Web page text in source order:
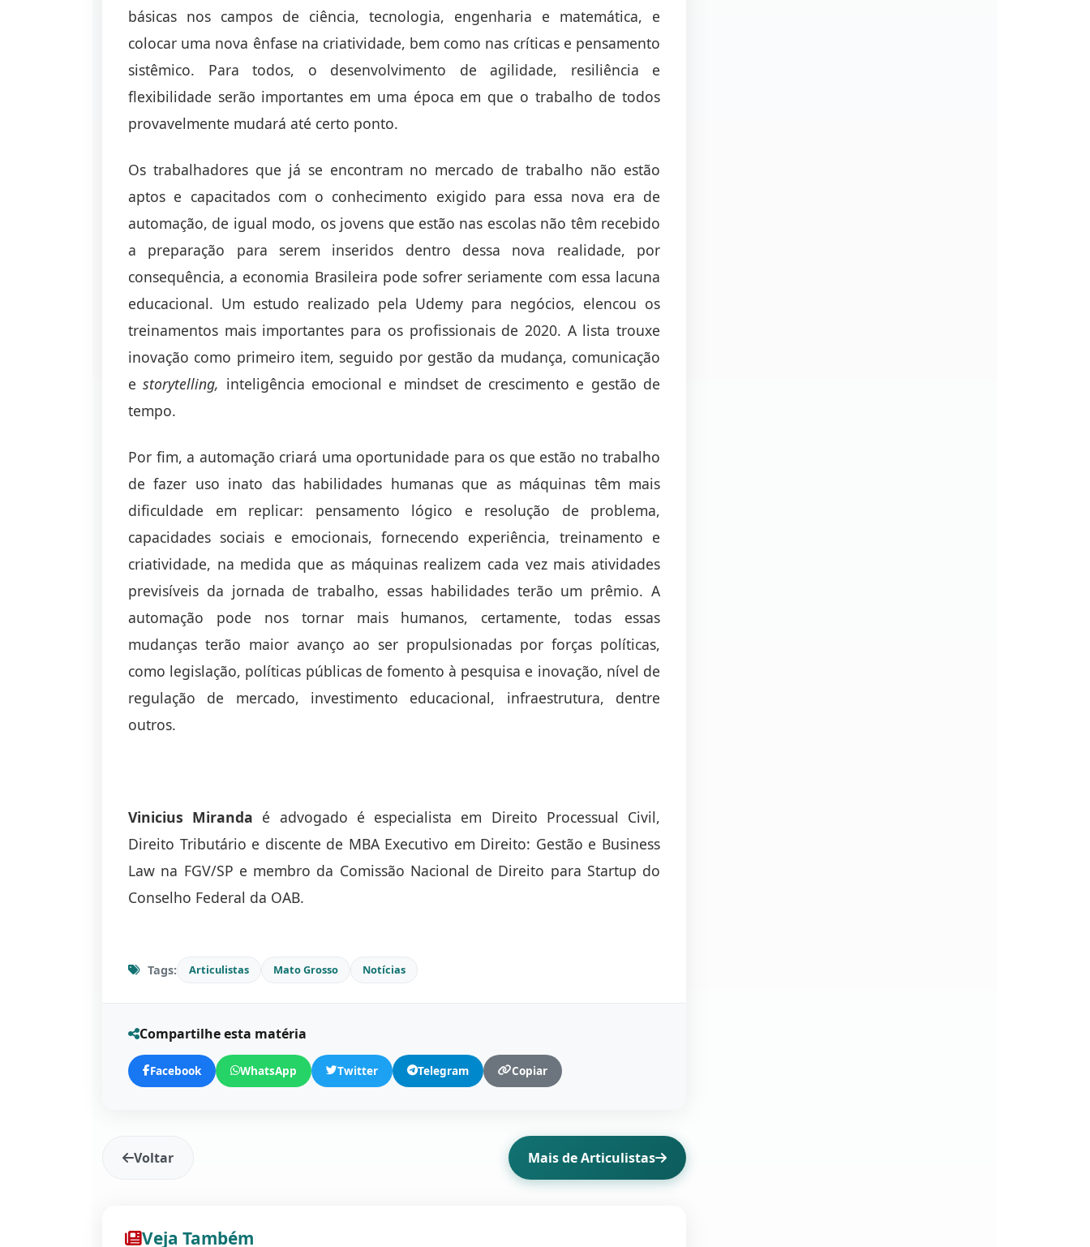
básicas nos campos de ciência, tecnologia, engenharia e matemática, e
colocar uma nova ênfase na criatividade, bem como nas críticas e pensamento
sistêmico. Para todos, o desenvolvimento de agilidade, resiliência e
flexibilidade serão importantes em uma época em que o trabalho de todos
provavelmente mudará até certo ponto.
Os trabalhadores que já se encontram no mercado de trabalho não estão
aptos e capacitados com o conhecimento exigido para essa nova era de
automação, de igual modo, os jovens que estão nas escolas não têm recebido
a preparação para serem inseridos dentro dessa nova realidade, por
consequência, a economia Brasileira pode sofrer seriamente com essa lacuna
educacional. Um estudo realizado pela Udemy para negócios, elencou os
treinamentos mais importantes para os profissionais de 2020. A lista trouxe
inovação como primeiro item, seguido por gestão da mudança, comunicação
estorytelling, inteligência emocional e mindset de crescimento e gestão de
tempo.
Por fim, a automação criará uma oportunidade para os que estão no trabalho
de fazer uso inato das habilidades humanas que as máquinas têm mais
dificuldade em replicar: pensamento lógico e resolução de problema,
capacidades sociais e emocionais, fornecendo experiência, treinamento e
criatividade, na medida que as máquinas realizem cada vez mais atividades
previsíveis da jornada de trabalho, essas habilidades terão um prêmio. A
automação pode nos tornar mais humanos, certamente, todas essas
mudanças terão maior avanço ao ser propulsionadas por forças políticas,
como legislação, políticas públicas de fomento à pesquisa e inovação, nível de
regulação de mercado, investimento educacional, infraestrutura, dentre
outros.
Vinicius Miranda é advogado é especialista em Direito Processual Civil,
Direito Tributário e discente de MBA Executivo em Direito: Gestão e Business
Law na FGV/SP e membro da Comissão Nacional de Direito para Startup do
Conselho Federal da OAB.
Tags: Articulistas Mato Grosso Notícias
Compartilhe esta matéria
Facebook WhatsApp Twitter Telegram Copiar
Voltar Mais de Articulistas
Veja Também